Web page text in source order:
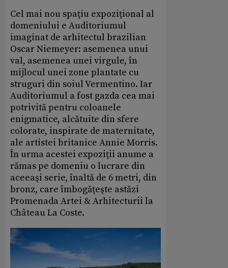
Cel mai nou spaţiu expoziţional al
domeniului e Auditoriumul
imaginat de arhitectul brazilian
Oscar Niemeyer: asemenea unui
val, asemenea unei virgule, în
mijlocul unei zone plantate cu
struguri din soiul Vermentino. Iar
Auditoriumul a fost gazda cea mai
potrivită pentru coloanele
enigmatice, alcătuite din sfere
colorate, inspirate de maternitate,
ale artistei britanice Annie Morris.
În urma acestei expoziţii anume a
rămas pe domeniu o lucrare din
aceeaşi serie, înaltă de 6 metri, din
bronz, care îmbogăţeşte astăzi
Promenada Artei & Arhitecturii la
Château La Coste.